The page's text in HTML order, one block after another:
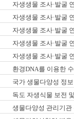
자생생물 조사·발굴
자생생물 조사·발굴
자생생물 조사·발굴
자생생물 조사·발굴
자생생물 조사·발굴
환경DNA를 이용한
국가 생물다양성 정
독도 자생식물 보전
생물다양성 관리기관